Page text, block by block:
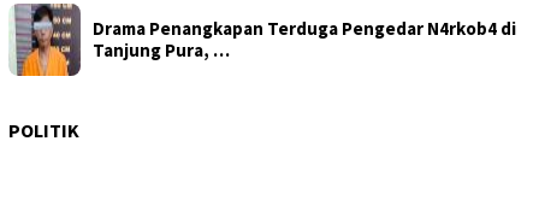
Drama Penangkapan Terduga Pengedar N4rkob4 di
Tanjung Pura, …
POLITIK
Antoni Bela…